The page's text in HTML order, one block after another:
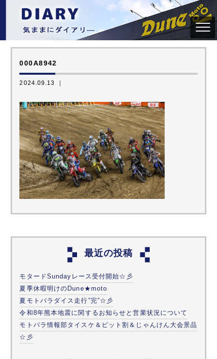
000A8942
2024.09.13 ｜
最近の投稿
モタードSundayレース受付開始☆彡
夏季休暇明けのDune★moto
夏モトパラダイス走行”完”☆彡
令和8年熊本地震に関するお知らせと営業状況について
モトパラ情報部タイスケ＆ピット割＆じゃんけん大会景品
☆彡